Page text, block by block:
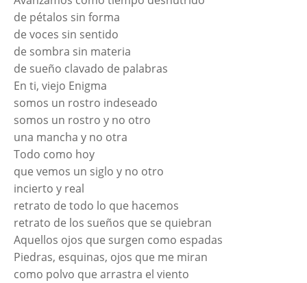
de pétalos sin forma
de voces sin sentido
de sombra sin materia
de sueño clavado de palabras
En ti, viejo Enigma
somos un rostro indeseado
somos un rostro y no otro
una mancha y no otra
Todo como hoy
que vemos un siglo y no otro
incierto y real
retrato de todo lo que hacemos
retrato de los sueños que se quiebran
Aquellos ojos que surgen como espadas
Piedras, esquinas, ojos que me miran
como polvo que arrastra el viento